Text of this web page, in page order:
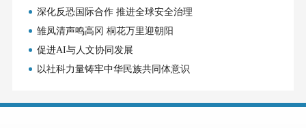
深化反恐国际合作 推进全球安全治理
雏凤清声鸣高冈 桐花万里迎朝阳
促进AI与人文协同发展
以社科力量铸牢中华民族共同体意识